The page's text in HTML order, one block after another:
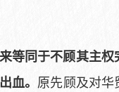
等同于不顾其主权
血。 原先顾及对